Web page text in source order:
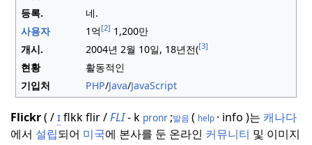
등록.
네.
사용자
1억 [2] 1,200만
개시.
2004년 2월 10일, 18년전([3]
현황
활동적인
기입처
PHP/Java/JavaScript
Flickr( /ɪflkkflir /FLI- k pronr;발음 ( help · info )는 캐나다
에서 설립되어 미국에 본사를 둔 온라인 커뮤니티 및 이미지